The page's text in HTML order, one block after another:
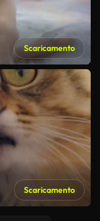
Scaricamento
Scaricamento